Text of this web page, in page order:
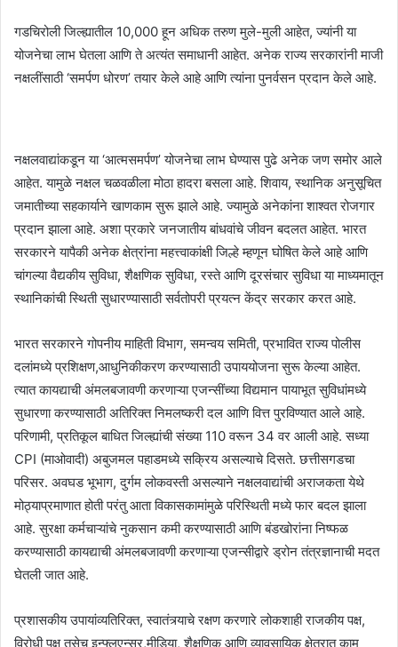
गडचिरोली जिल्ह्यातील 10,000 हून अधिक तरुण मुले-मुली आहेत, ज्यांनी या
योजनेचा लाभ घेतला आणि ते अत्यंत समाधानी आहेत. अनेक राज्य सरकारांनी माजी
नक्षलींसाठी ‘समर्पण धोरण’ तयार केले आहे आणि त्यांना पुनर्वसन प्रदान केले आहे.
नक्षलवाद्यांकडून या ‘आत्मसमर्पण’ योजनेचा लाभ घेण्यास पुढे अनेक जण समोर आले
आहेत. यामुळे नक्षल चळवळीला मोठा हादरा बसला आहे. शिवाय, स्थानिक अनुसूचित
जमातीच्या सहकार्याने खाणकाम सुरू झाले आहे. ज्यामुळे अनेकांना शाश्वत रोजगार
प्रदान झाला आहे. अशा प्रकारे जनजातीय बांधवांचे जीवन बदलत आहेत. भारत
सरकारने यापैकी अनेक क्षेत्रांना महत्त्वाकांक्षी जिल्हे म्हणून घोषित केले आहे आणि
चांगल्या वैद्यकीय सुविधा, शैक्षणिक सुविधा, रस्ते आणि दूरसंचार सुविधा या माध्यमातून
स्थानिकांची स्थिती सुधारण्यासाठी सर्वतोपरी प्रयत्न केंद्र सरकार करत आहे.
भारत सरकारने गोपनीय माहिती विभाग, समन्वय समिती, प्रभावित राज्य पोलीस
दलांमध्ये प्रशिक्षण,आधुनिकीकरण करण्यासाठी उपाययोजना सुरू केल्या आहेत.
त्यात कायद्याची अंमलबजावणी करणाऱ्या एजन्सींच्या विद्यमान पायाभूत सुविधांमध्ये
सुधारणा करण्यासाठी अतिरिक्त निमलष्करी दल आणि वित्त पुरविण्यात आले आहे.
परिणामी, प्रतिकूल बाधित जिल्ह्यांची संख्या 110 वरून 34 वर आली आहे. सध्या
CPI (माओवादी) अबुजमल पहाडमध्ये सक्रिय असल्याचे दिसते. छत्तीसगडचा
परिसर. अवघड भूभाग, दुर्गम लोकवस्ती असल्याने नक्षलवाद्यांची अराजकता येथे
मोठ्याप्रमाणात होती परंतु आता विकासकामांमुळे परिस्थिती मध्ये फार बदल झाला
आहे. सुरक्षा कर्मचाऱ्यांचे नुकसान कमी करण्यासाठी आणि बंडखोरांना निष्फळ
करण्यासाठी कायद्याची अंमलबजावणी करणाऱ्या एजन्सीद्वारे ड्रोन तंत्रज्ञानाची मदत
घेतली जात आहे.
प्रशासकीय उपायांव्यतिरिक्त, स्वातंत्र्याचे रक्षण करणारे लोकशाही राजकीय पक्ष,
विरोधी पक्ष तसेच इन्फ्लुएन्सर,मीडिया, शैक्षणिक आणि व्यावसायिक क्षेत्रात काम